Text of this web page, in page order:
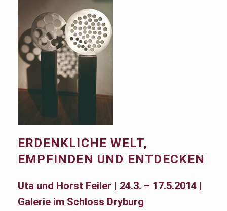
ERDENKLICHE WELT,
EMPFINDEN UND ENTDECKEN
Uta und Horst Feiler | 24.3. – 17.5.2014 |
Galerie im Schloss Dryburg